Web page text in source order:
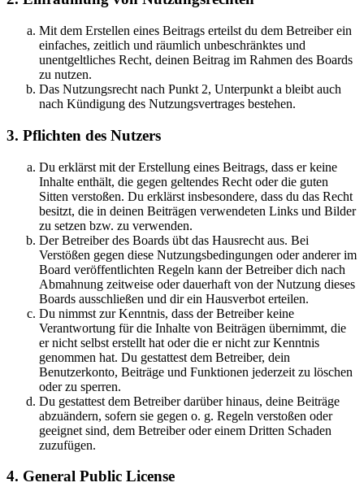
Mit dem Erstellen eines Beitrags erteilst du dem Betreiber ein
einfaches, zeitlich und räumlich unbeschränktes und
unentgeltliches Recht, deinen Beitrag im Rahmen des Boards
zu nutzen.
Das Nutzungsrecht nach Punkt 2, Unterpunkt a bleibt auch
nach Kündigung des Nutzungsvertrages bestehen.
3. Pflichten des Nutzers
Du erklärst mit der Erstellung eines Beitrags, dass er keine
Inhalte enthält, die gegen geltendes Recht oder die guten
Sitten verstoßen. Du erklärst insbesondere, dass du das Recht
besitzt, die in deinen Beiträgen verwendeten Links und Bilder
zu setzen bzw. zu verwenden.
Der Betreiber des Boards übt das Hausrecht aus. Bei
Verstößen gegen diese Nutzungsbedingungen oder anderer im
Board veröffentlichten Regeln kann der Betreiber dich nach
Abmahnung zeitweise oder dauerhaft von der Nutzung dieses
Boards ausschließen und dir ein Hausverbot erteilen.
Du nimmst zur Kenntnis, dass der Betreiber keine
Verantwortung für die Inhalte von Beiträgen übernimmt, die
er nicht selbst erstellt hat oder die er nicht zur Kenntnis
genommen hat. Du gestattest dem Betreiber, dein
Benutzerkonto, Beiträge und Funktionen jederzeit zu löschen
oder zu sperren.
Du gestattest dem Betreiber darüber hinaus, deine Beiträge
abzuändern, sofern sie gegen o. g. Regeln verstoßen oder
geeignet sind, dem Betreiber oder einem Dritten Schaden
zuzufügen.
4. General Public License